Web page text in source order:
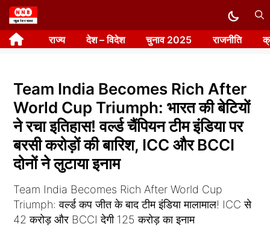
Skip
to
content राज्य देश – विदेश चुनाव 2025 राजनीति
Team India Becomes Rich After
World Cup Triumph: भारत की बेटियों
ने रचा इतिहास! वर्ल्ड चैंपियन टीम इंडिया पर
बरसी करोड़ों की बारिश, ICC और BCCI
दोनों ने लुटाया इनाम
Team India Becomes Rich After World Cup
Triumph: वर्ल्ड कप जीत के बाद टीम इंडिया मालामाल! ICC से
42 करोड़ और BCCI देगी 125 करोड़ का इनाम